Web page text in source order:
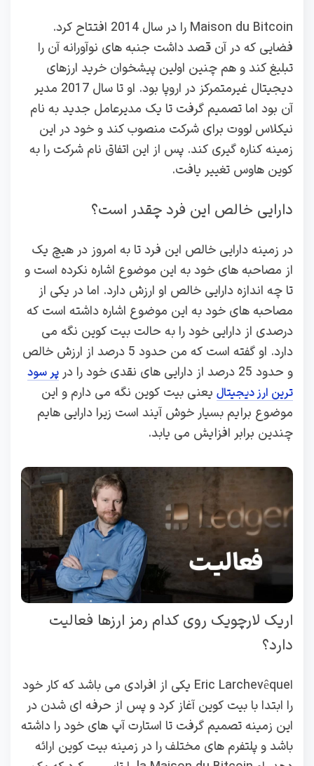
Maison du Bitcoin را در سال 2014 افتتاح کرد.
فضایی که در آن قصد داشت جنبه‌ های نوآورانه آن را
تبلیغ کند و هم چنین اولین پیشخوان خرید ارزهای
دیجیتال غیرمتمرکز در اروپا بود. او تا سال 2017 مدیر
آن بود اما تصمیم گرفت تا یک مدیرعامل جدید به نام
نیکلاس لووت برای شرکت منصوب کند و خود در این
زمینه کناره گیری کند. پس از این اتفاق نام شرکت را به
کوین هاوس تغییر یافت.
دارایی خالص این فرد چقدر است؟
در زمینه دارایی خالص این فرد تا به امروز در هیچ یک
از مصاحبه های خود به این موضوع اشاره نکرده است و
تا چه اندازه دارایی خالص او ارزش دارد. اما در یکی از
مصاحبه های خود به این موضوع اشاره داشته است که
درصدی از دارایی خود را به حالت بیت کوین نگه می
دارد. او گفته است که من حدود 5 درصد از ارزش خالص
و حدود 25 درصد از دارایی های نقدی خود را در
پر سود
ترین ارز دیجیتال یعنی بیت کوین نگه می دارم و این
موضوع برایم بسیار خوش آیند است زیرا دارایی هایم
چندین برابر افزایش می یابد.
اریک لارچویک روی کدام رمز ارزها فعالیت
دارد؟
اEric Larchevêque یکی از افرادی می باشد که کار خود
را ابتدا با بیت کوین آغاز کرد و پس از حرفه ای شدن در
این زمینه تصمیم گرفت تا استارت آپ های خود را داشته
باشد و پلتفرم های مختلف را در زمینه بیت کوین ارائه